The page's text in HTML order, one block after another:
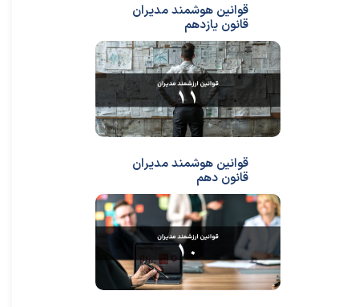
قوانین هوشمند مدیران
قانون یازدهم
قوانین هوشمند مدیران
قانون دهم